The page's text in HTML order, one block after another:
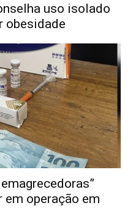
uso isolado
obesidade
em operação em